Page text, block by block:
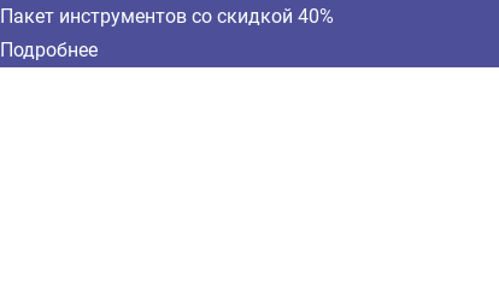
Пакет инструментов со скидкой 40%
Подробнее